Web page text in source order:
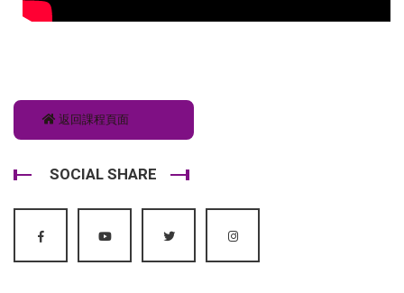
返回課程頁面
SOCIAL SHARE